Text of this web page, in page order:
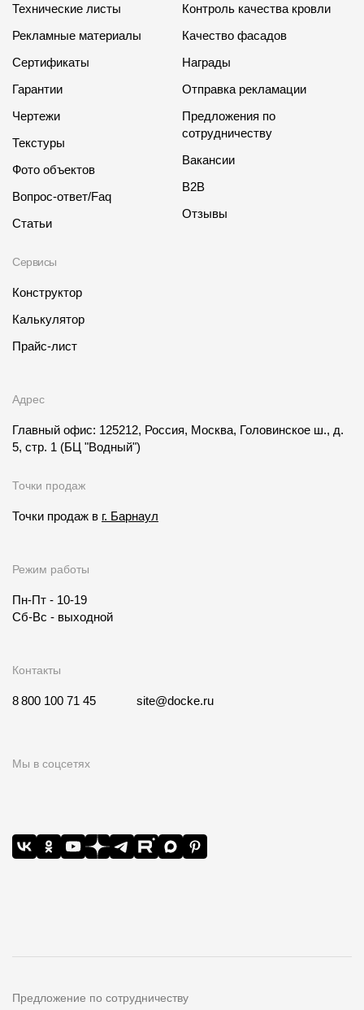
Технические листы
Рекламные материалы
Сертификаты
Гарантии
Чертежи
Текстуры
Фото объектов
Вопрос-ответ/Faq
Статьи
Сервисы
Конструктор
Калькулятор
Прайс-лист
Контроль качества кровли
Качество фасадов
Награды
Отправка рекламации
Предложения по
сотрудничеству
Вакансии
B2B
Отзывы
Адрес
Главный офис: 125212, Россия, Москва, Головинское ш., д.
5, стр. 1 (БЦ "Водный")
Точки продаж
Точки продаж в г. Барнаул
Режим работы
Пн-Пт - 10-19
Сб-Вс - выходной
Контакты
8 800 100 71 45 site@docke.ru
Мы в соцсетях
Предложение по сотрудничеству